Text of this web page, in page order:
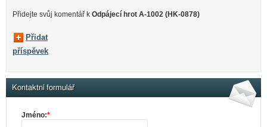
Přidejte svůj komentář k Odpájecí hrot A-1002 (HK-0878)
Přidat
příspěvek
Kontaktní formulář
Jméno:*